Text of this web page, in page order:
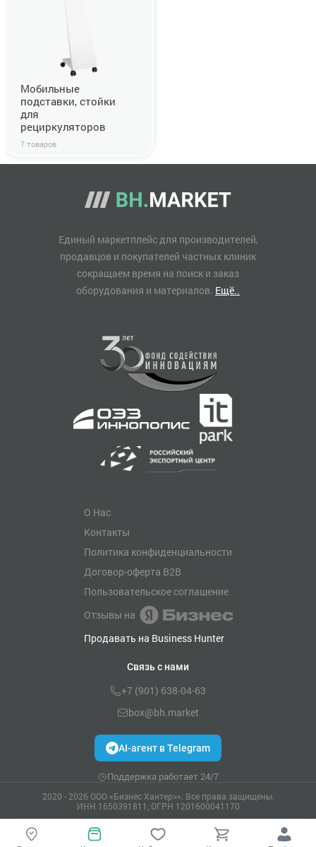
7 товаров
Мобильные
подставки, стойки
для
рециркуляторов
Единый маркетплейс для производителей,
продавцов и покупателей частных клиник
сокращаем время на поиск и заказ
оборудования и материалов. Ещё..
О Нас
Контакты
Политика конфиденциальности
Договор-оферта B2B
Пользовательское соглашение
Отзывы на
Продавать на Business Hunter
Связь с нами
+7 (901) 638-04-63
box@bh.market
AI-агент в Telegram
Поддержка работает 24/7
2020 - 2026 ООО «Бизнес Хантер>». Все права защищены.
ИНН 1650391811, ОГРН 1201600041170